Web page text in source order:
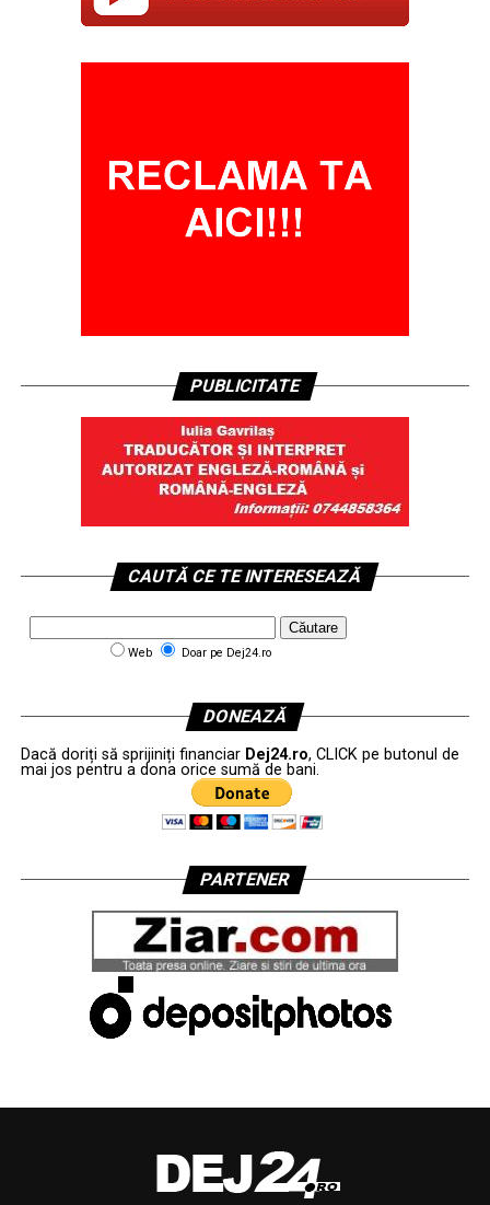
PUBLICITATE
CAUTĂ CE TE INTERESEAZĂ
Web Doar pe Dej24.ro
DONEAZĂ
Dacă doriți să sprijiniți financiar Dej24.ro, CLICK pe butonul de
mai jos pentru a dona orice sumă de bani.
PARTENER